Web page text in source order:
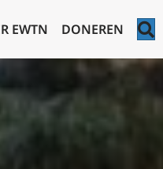
EWTN DONEREN